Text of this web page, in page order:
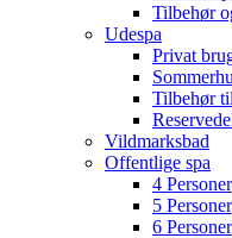
Tilbehør
Udespa
Privat
Tilbehør
Vildmarksbad
Offentlige spa
4 Personer
5 Personer
6 Personer